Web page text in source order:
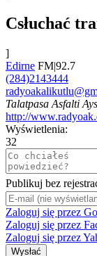
Сsłuchać
]
Edirne FM|92.7
(284)2143444
Talatpasa Asfalti
http://
Wyświetlenia:
32
Publikuj bez
Zaloguj się przez
Zaloguj się przez
Zaloguj się przez
Wysłać